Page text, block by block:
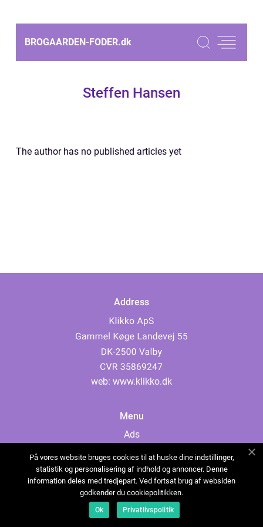
BROGAARDEN-FODER.dk
Steffen Hansen
The author has no published articles yet
Address
web: www.klikko.dk
Menu
Ads
Cookies
Contact
Sitemap
På vores website bruges cookies til at huske dine indstillinger,
statistik og personalisering af indhold og annoncer. Denne
information deles med tredjepart. Ved fortsat brug af websiden
godkender du cookiepolitikken.
Ok Privatlivspolitik